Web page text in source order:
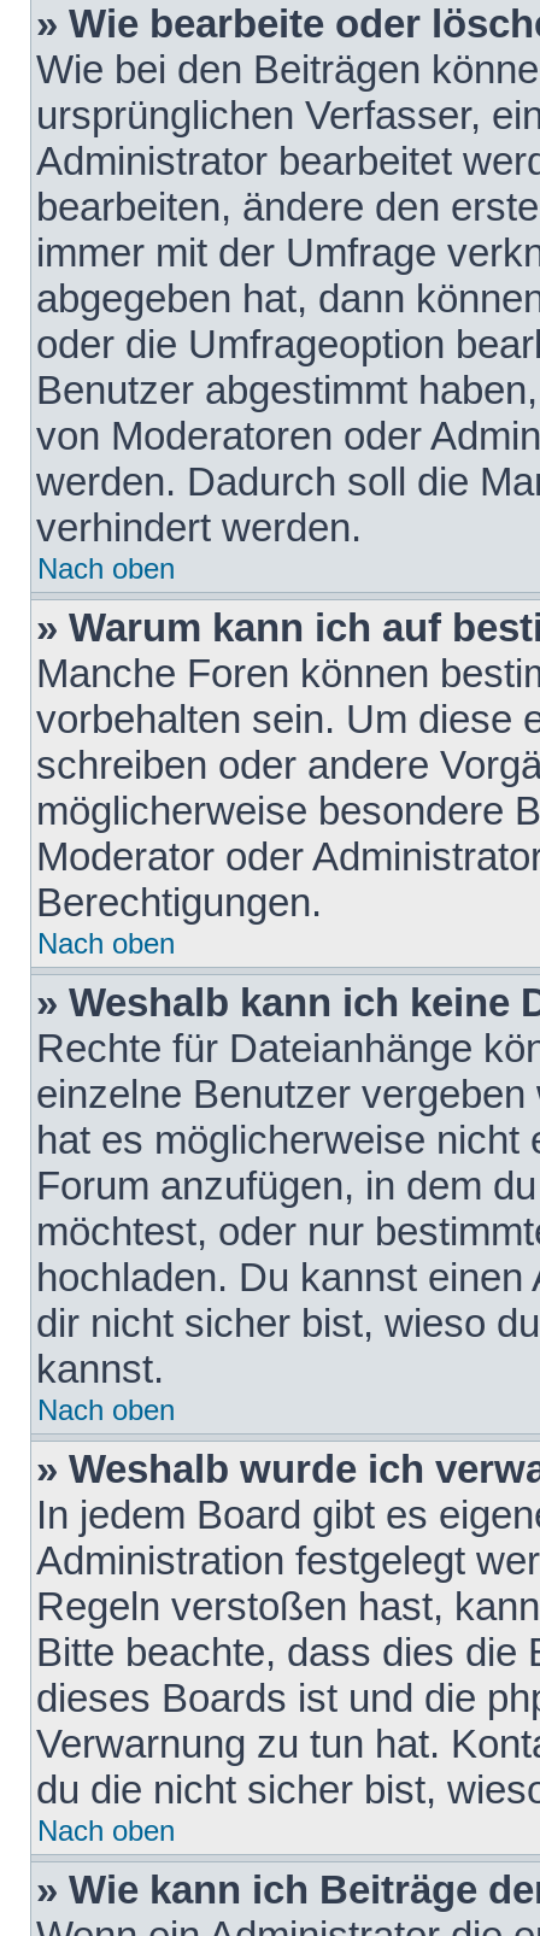
» Wie bearbeite oder
Wie bei den Beiträgen
ursprünglichen Verfasser,
Administrator bearbeitet
bearbeiten, ändere den
immer mit der Umfrage
abgegeben hat, dann
oder die Umfrageoption
Benutzer abgestimmt
von Moderatoren oder
werden. Dadurch soll die
verhindert werden.
Nach oben
» Warum kann ich auf
Manche Foren können
vorbehalten sein. Um diese
schreiben oder andere
möglicherweise besondere
Moderator oder
Berechtigungen.
Nach oben
» Weshalb kann ich keine
Rechte für Dateianhänge
einzelne Benutzer
hat es möglicherweise nicht
Forum anzufügen, in dem
möchtest, oder nur
hochladen. Du kannst
dir nicht sicher bist, wieso
kannst.
Nach oben
» Weshalb wurde ich
In jedem Board gibt es
Administration festgelegt
Regeln verstoßen hast,
Bitte beachte, dass dies die
dieses Boards ist und die
Verwarnung zu tun hat.
du die nicht sicher bist,
Nach oben
» Wie kann ich Beiträge